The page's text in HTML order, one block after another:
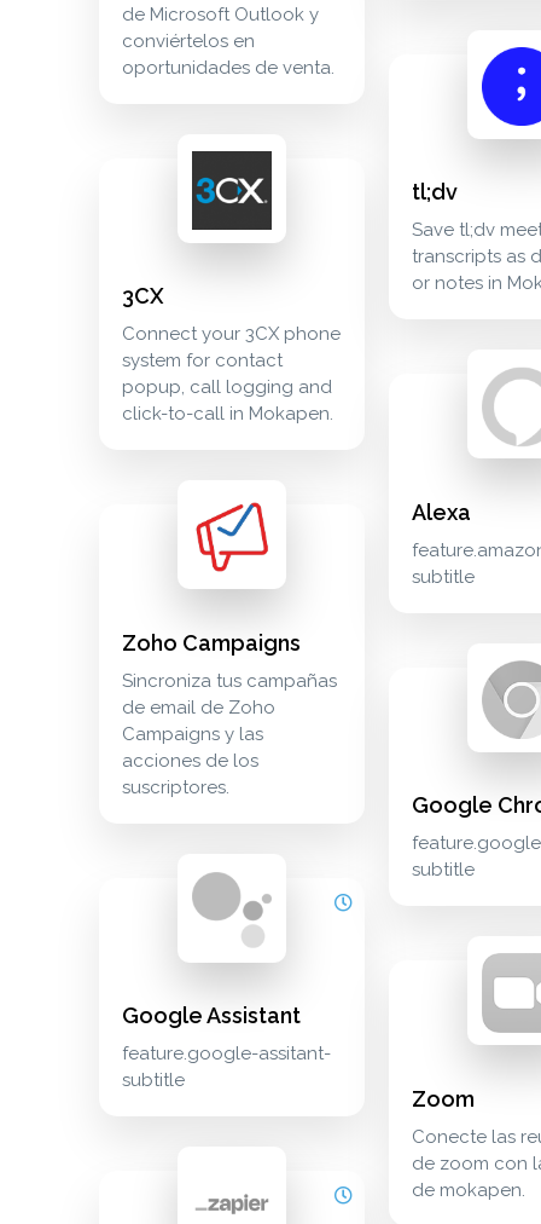
de Microsoft Outlook y
conviértelos en
oportunidades de venta.
3cx connect your 3cx phone system for contact
3CX
Connect your 3CX phone
system for contact
popup, call logging and
click-to-call in Mokapen.
tl;dv save tl;dv
tl;dv
Save tl;dv
transcripts as
or notes in
zoho campaigns sincroniza tus campañas de
Zoho Campaigns
Sincroniza tus campañas
de email de Zoho
Campaigns y las
acciones de los
suscriptores.
alexa
productivity
Alexa
subtitle
google assistant feature.google-assitant-subtitle
productivity
Google Assistant
feature.google-assitant-
subtitle
google chrome
productivity
Google
subtitle
zapier conecta mokapen a cualquier otra
zoom conecte
Zoom
Conecte las
de zoom con
de mokapen.